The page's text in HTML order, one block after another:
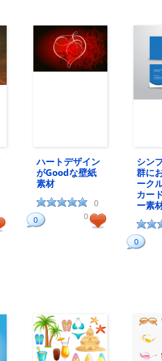
ハートデザイン
がGoodな壁紙
素材
0
0 0
シン
群に
ーク
カー
ー素
0